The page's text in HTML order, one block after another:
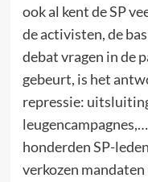
ook al kent de SP
de activisten, de
debat vragen in de
gebeurt, is het
repressie:
honderden SP-
verkozen